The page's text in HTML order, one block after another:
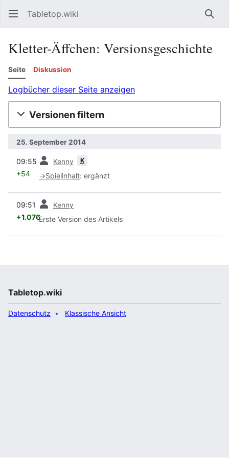
Tabletop.wiki
Kletter-Äffchen: Versionsgeschichte
Seite Diskussion
Logbücher dieser Seite anzeigen
Versionen filtern
25. September 2014
09:55 Kenny K
+54 →Spielinhalt: ergänzt
09:51 Kenny
+1.076Erste Version des Artikels
Tabletop.wiki
Datenschutz Klassische Ansicht